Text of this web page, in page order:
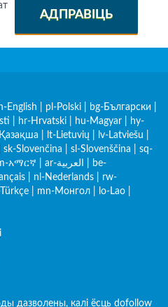
АДПРАВІЦЬ
English pl-Polski bg-Български
hr-Hrvatski hu-Magyar
hy-
lt-Lietuvių lv-Latviešu
sk-Slovenčina sl-Slovenščina
sq-
አማርኛ ar-العربية
be-
nl-Nederlands
rw-
mn-Монгол lo-Lao
дазволены, калі ёсць dofollow